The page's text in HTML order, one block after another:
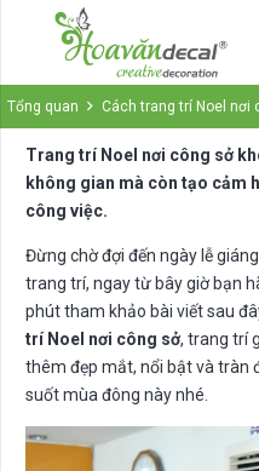
Tổng quan Cách trang trí Noel nơi
Trang trí Noel nơi công sở
không gian mà còn tạo cảm
công việc.
Đừng chờ đợi đến ngày lễ
trang trí, ngay từ bây giờ bạn
phút tham khảo bài viết sau
trí Noel nơi công sở, trang trí
thêm đẹp mắt, nổi bật và tràn
suốt mùa đông này nhé.